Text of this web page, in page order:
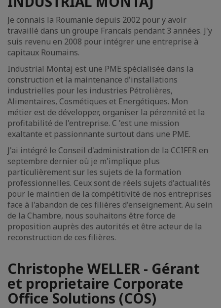
Je connais la Roumanie depuis 2002 pour y avoir
travaillé dans un groupe Francais pendant 3 années. J'y
suis revenu en 2008 pour intégrer une entreprise à
capitaux Roumains.
Industrial Montaj est une PME spécialisée dans la
construction et la maintenance d'installations
industrielles pour les industries Pétrolières,
Alimentaires, Cosmétiques et Energétiques. Mon
métier est de développer, organiser la pérennité et la
profitabilité de l'entreprise. C 'est une mission
exaltante et passionnante surtout dans une PME.
J'ai intégré le Conseil d'administration de la CCIFER en
septembre dernier où je m'implique plus
particulièrement sur les sujets de la formation
professionnelles. Ceux sont de réels sujets d'actualités
pour le maintien de la compétitivité de nos entreprises
face à l'abandon de ces filières d'enseignement. Au sein
de la Chambre, nous souhaitons être force de
proposition auprès des autorités et être acteur de la
reconstruction de ces filières.
Christophe WELLER - Gérant
et proprietaire Corporate
Office Solutions (COS)